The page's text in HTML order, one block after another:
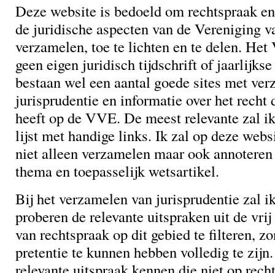
Deze website is bedoeld om rechtspraak
de juridische aspecten van de Vereniging
verzamelen, toe te lichten en te delen.
geen eigen juridisch tijdschrift of
bestaan wel een aantal goede sites met
jurisprudentie en informatie over het recht
heeft op de VVE. De meest relevante zal
lijst met handige links. Ik zal op deze
niet alleen verzamelen maar ook
thema en toepasselijk wetsartikel.
Bij het verzamelen van jurisprudentie zal
proberen de relevante uitspraken uit de
van rechtspraak op dit gebied te filteren,
pretentie te kunnen hebben volledig te